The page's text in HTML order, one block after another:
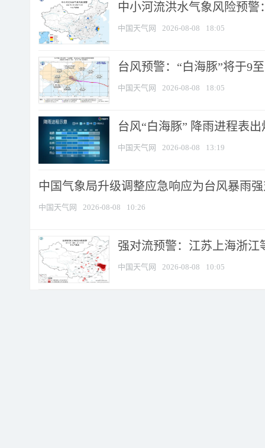
中小河流洪水气象风险预
中国天气网 2026-08-08 18:05
台风预警：“白海豚”将于9
中国天气网 2026-08-08 18:05
台风“白海豚” 降雨进程表
中国天气网 2026-08-08 13:19
中国气象局升级调整应急响应为台风暴雨
中国天气网 2026-08-08 10:26
强对流预警：江苏上海浙江
中国天气网 2026-08-08 10:05